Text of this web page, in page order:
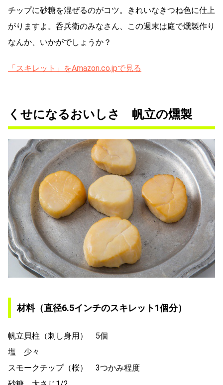
チップに砂糖を混ぜるのがコツ。きれいなきつね色に仕上
がりますよ。呑兵衛のみなさん、この週末は庭で燻製作り
なんか、いかがでしょうか？
「スキレット」をAmazon.co.jpで見る
くせになるおいしさ 帆立の燻製
材料（直径6.5インチのスキレット1個分）
帆立貝柱（刺し身用） 5個
塩 少々
スモークチップ（桜） 3つかみ程度